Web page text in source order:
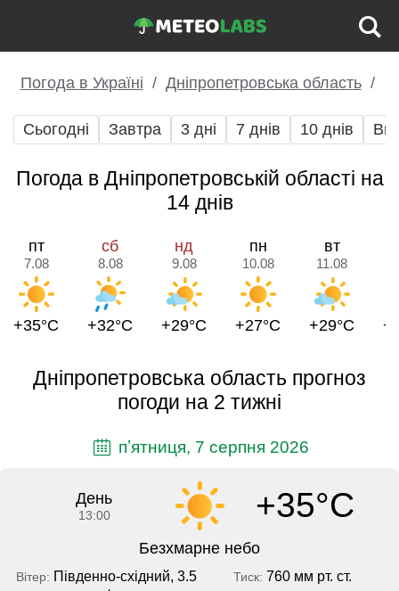
Погода в Україні Дніпропетровська область
Сьогодні Завтра 3 дні 7 днів 10 днів
Погода в Дніпропетровській області на
14 днів
пт
7.08
+35°C
сб
8.08
+32°C
нд
9.08
+29°C
пн
10.08
+27°C
вт
11.08
+29°C
Дніпропетровська область прогноз
погоди на 2 тижні
пʼятниця, 7 серпня 2026
День
13:00 +35°C
Безхмарне небо
Вітер: Південно-східний, 3.5
Тиск: 760 мм рт. ст.